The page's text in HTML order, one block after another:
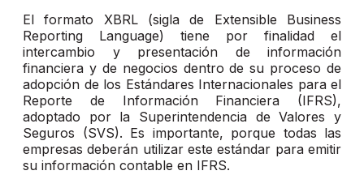
El formato XBRL (sigla de Extensible Business
Reporting Language) tiene por finalidad el
intercambio y presentación de información
financiera y de negocios dentro de su proceso de
adopción de los Estándares Internacionales para el
Reporte de Información Financiera (IFRS),
adoptado por la Superintendencia de Valores y
Seguros (SVS). Es importante, porque todas las
empresas deberán utilizar este estándar para emitir
su información contable en IFRS.